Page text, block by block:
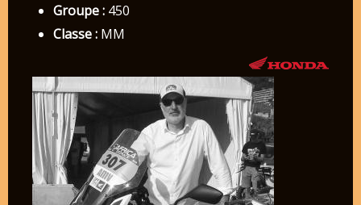
Groupe :450
Classe :MM